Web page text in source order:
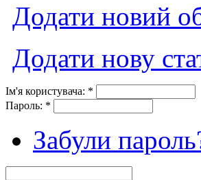
Додати новий
Додати нову
Ім'я користувача: *
Пароль: *
Забули